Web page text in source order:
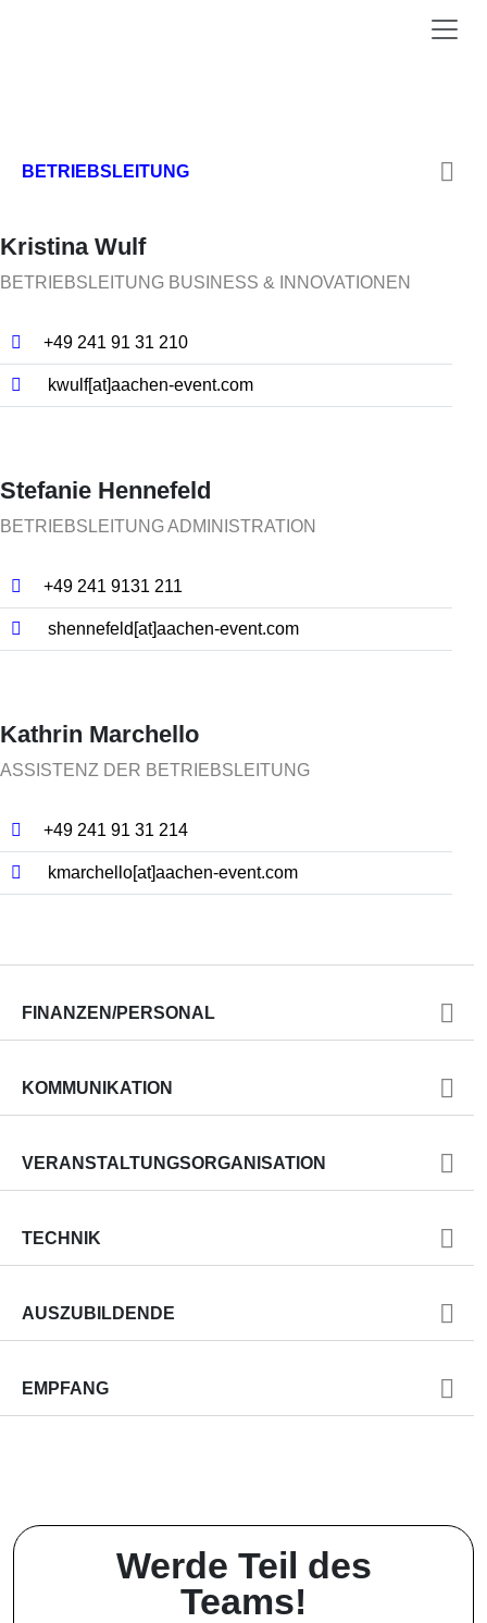
BETRIEBSLEITUNG
Kristina Wulf
BETRIEBSLEITUNG BUSINESS & INNOVATIONEN
+49 241 91 31 210
kwulf[at]​aachen-event.com
Stefanie Hennefeld
BETRIEBSLEITUNG ADMINISTRATION
+49 241 9131 211
shennefeld[at]​aachen-event.com
Kathrin Marchello
ASSISTENZ DER BETRIEBSLEITUNG
+49 241 91 31 214
kmarchello[at]​aachen-event.com
FINANZEN/PERSONAL
KOMMUNIKATION
VERANSTALTUNGSORGANISATION
TECHNIK
AUSZUBILDENDE
EMPFANG
Werde Teil des
Teams!